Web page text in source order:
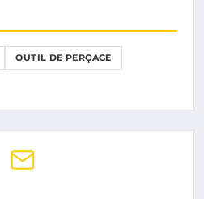
OUTIL DE PERÇAGE